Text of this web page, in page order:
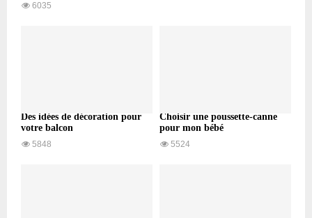
6035
Des idées de décoration pour
votre balcon
5848
Choisir une poussette-canne
pour mon bébé
5524